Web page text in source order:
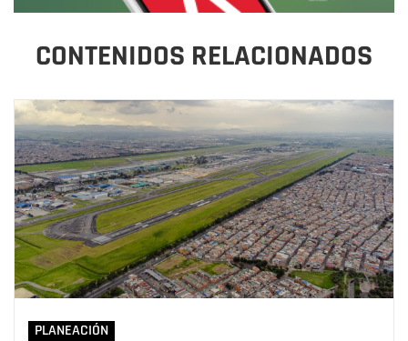
CONTENIDOS RELACIONADOS
PLANEACIÓN